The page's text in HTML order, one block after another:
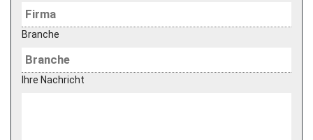
Branche
Ihre Nachricht